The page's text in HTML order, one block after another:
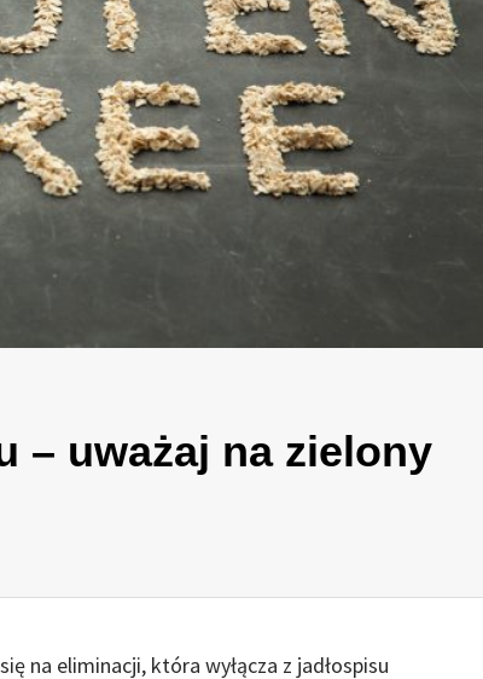
– uważaj na zielony
na eliminacji, która wyłącza z jadłospisu